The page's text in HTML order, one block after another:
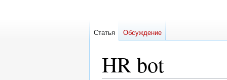
HR bot
Статья Обсуждение